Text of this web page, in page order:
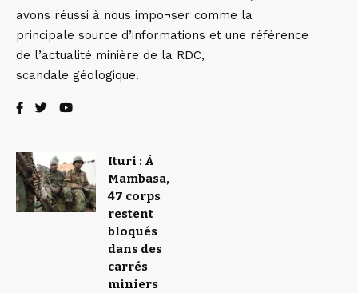
avons réussi à nous impo¬ser comme la
principale source d’informations et une référence
de l’actualité minière de la RDC,
scandale géologique.
Ituri : À
Mambasa,
47 corps
restent
bloqués
dans des
carrés
miniers